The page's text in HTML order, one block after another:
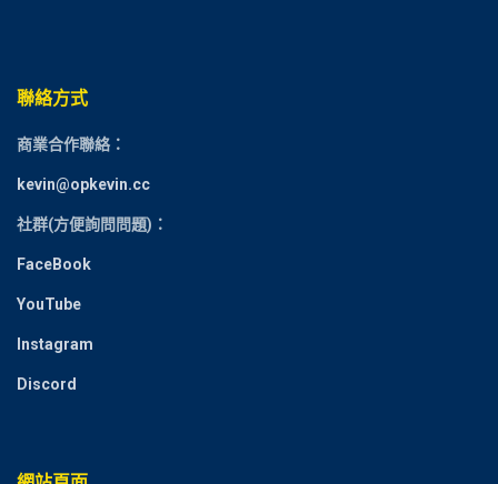
聯絡方式
商業合作聯絡：
kevin@opkevin.cc
社群(方便詢問問題)：
FaceBook
YouTube
Instagram
Discord